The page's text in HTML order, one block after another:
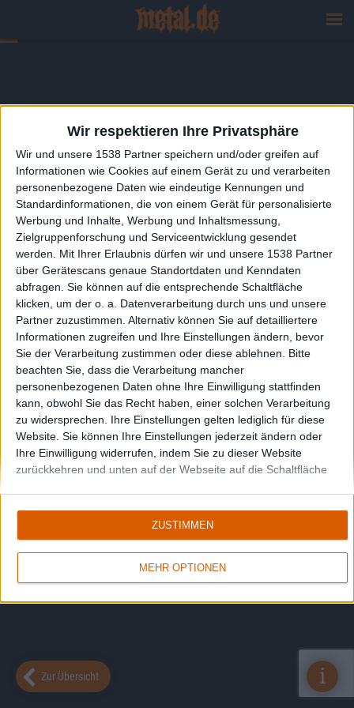
Wir respektieren Ihre Privatsphäre
Wir und unsere 1538 Partner speichern und/oder greifen auf
Informationen wie Cookies auf einem Gerät zu und verarbeiten
personenbezogene Daten wie eindeutige Kennungen und
Standardinformationen, die von einem Gerät für personalisierte
Werbung und Inhalte, Werbung und Inhaltsmessung,
Zielgruppenforschung und Serviceentwicklung gesendet
werden.
Mit Ihrer Erlaubnis dürfen wir und unsere 1538 Partner
über Gerätescans genaue Standortdaten und Kenndaten
abfragen. Sie können auf die entsprechende Schaltfläche
klicken, um der o. a. Datenverarbeitung durch uns und unsere
Partner zuzustimmen. Alternativ können Sie auf detailliertere
Informationen zugreifen und Ihre Einstellungen ändern, bevor
Sie der Verarbeitung zustimmen oder diese ablehnen.
Bitte
beachten Sie, dass die Verarbeitung mancher
personenbezogenen Daten ohne Ihre Einwilligung stattfinden
kann, obwohl Sie das Recht haben, einer solchen Verarbeitung
zu widersprechen. Ihre Einstellungen gelten lediglich für diese
Website. Sie können Ihre Einstellungen jederzeit ändern oder
Ihre Einwilligung widerrufen, indem Sie zu dieser Website
zurückkehren und unten auf der Webseite auf die Schaltfläche
MEHR OPTIONEN
ZUSTIMMEN
Zur Übersicht i